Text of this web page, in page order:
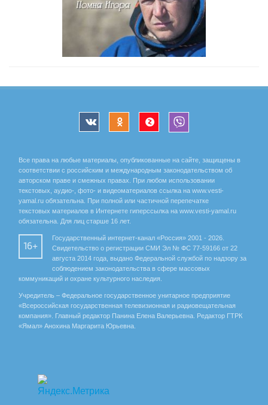
Все права на любые материалы, опубликованные на сайте, защищены в
соответствии с российским и международным законодательством об
авторском праве и смежных правах. При любом использовании
текстовых, аудио-, фото- и видеоматериалов ссылка на www.vesti-
yamal.ru обязательна. При полной или частичной перепечатке
текстовых материалов в Интернете гиперссылка на www.vesti-yamal.ru
обязательна. Для лиц старше 16 лет.
16+
Государственный интернет-канал «Россия» 2001 - 2026.
Свидетельство о регистрации СМИ Эл № ФС 77-59166 от 22
августа 2014 года, выдано Федеральной службой по надзору за
соблюдением законодательства в сфере массовых
коммуникаций и охране культурного наследия.
Учредитель – Федеральное государственное унитарное предприятие
«Всероссийская государственная телевизионная и радиовещательная
компания». Главный редактор Панина Елена Валерьевна. Редактор ГТРК
«Ямал» Анохина Маргарита Юрьевна.